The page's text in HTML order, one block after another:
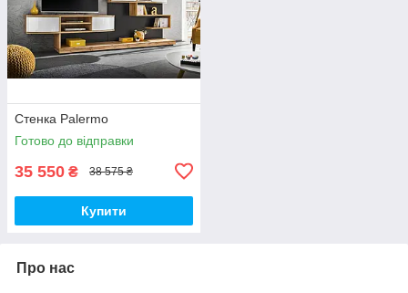
Стенка Palermo
Готово до відправки
35 550 ₴ 38 575 ₴
Купити
Про нас